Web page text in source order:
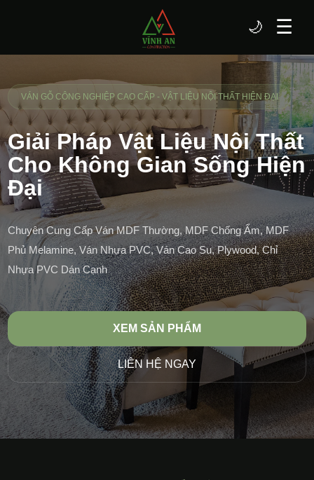
☰
🌙
VÁN GỖ CÔNG NGHIỆP CAO CẤP - VẬT LIỆU NỘI THẤT HIỆN ĐẠI
Giải Pháp Vật Liệu Nội Thất
Cho Không Gian Sống Hiện
Đại
Chuyên Cung Cấp Ván MDF Thường, MDF Chống Ẩm, MDF
Phủ Melamine, Ván Nhựa PVC, Ván Cao Su, Plywood, Chỉ
Nhựa PVC Dán Cạnh
XEM SẢN PHẨM
LIÊN HỆ NGAY